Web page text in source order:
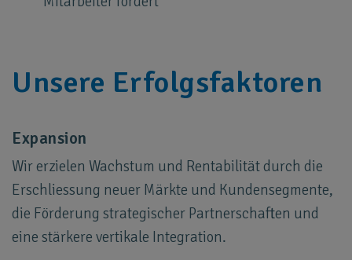
Unsere Erfolgsfaktoren
Expansion
Wir erzielen Wachstum und Rentabilität durch die
Erschliessung neuer Märkte und Kundensegmente,
die Förderung strategischer Partnerschaften und
eine stärkere vertikale Integration.